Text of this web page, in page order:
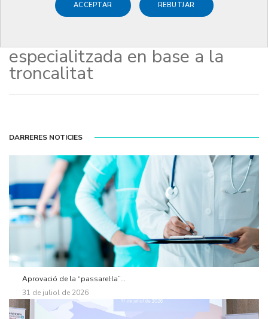
ACCEPTAR REBUTJAR
6 DE MAIG DE 2010
Fortaleses i febleses del
sistema de formació
especialitzada en base a la
troncalitat
DARRERES NOTICIES
Aprovació de la “passarel·la”...
31 de juliol de 2026